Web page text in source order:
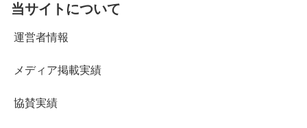
当サイトについて
運営者情報
メディア掲載実績
協賛実績